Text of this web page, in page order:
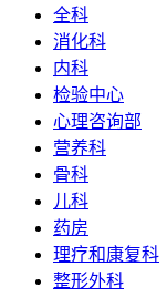
全科
消化科
内科
检验中心
心理咨询部
营养科
骨科
儿科
药房
理疗和康复科
整形外科